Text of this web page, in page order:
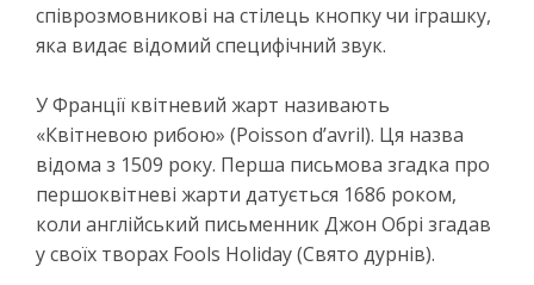
співрозмовникові на стілець кнопку чи іграшку,
яка видає відомий специфічний звук.
У Франції квітневий жарт називають
«Квітневою рибою» (Рoisson d’avril). Ця назва
відома з 1509 року. Перша письмова згадка про
першоквітневі жарти датується 1686 роком,
коли англійський письменник Джон Обрі згадав
у своїх творах Fools Holiday (Свято дурнів).